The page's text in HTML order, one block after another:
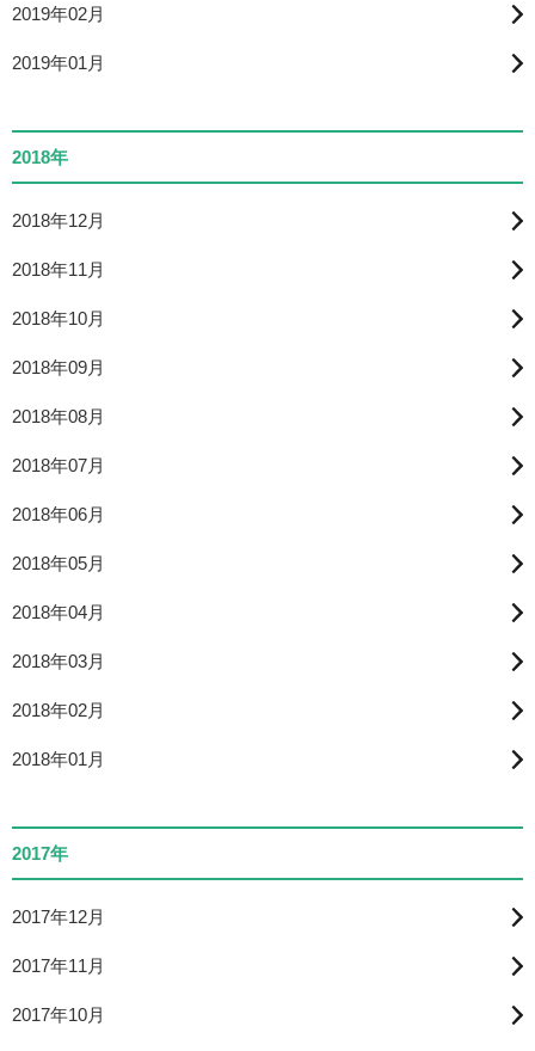
2019年02月
2019年01月
2018年
2018年12月
2018年11月
2018年10月
2018年09月
2018年08月
2018年07月
2018年06月
2018年05月
2018年04月
2018年03月
2018年02月
2018年01月
2017年
2017年12月
2017年11月
2017年10月